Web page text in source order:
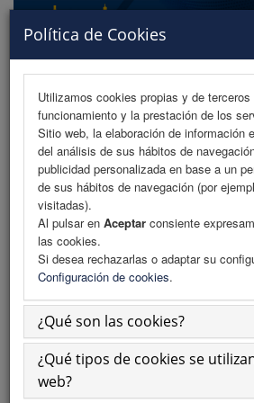
Política de Cookies
Utilizamos cookies propias y de terceros
funcionamiento y la prestación de los
Sitio web, la elaboración de información
del análisis de sus hábitos de
publicidad personalizada en base a un
de sus hábitos de navegación (por
visitadas).
Al pulsar en Aceptar consiente
las cookies.
Si desea rechazarlas o adaptar su
Configuración de cookies.
¿Qué son las cookies?
¿Qué tipos de cookies se
web?
MENU
Programa
Programa (PDF)
Normativa comunicaciones
Envío de comunicaciones
Descargar normativa
Plantillas